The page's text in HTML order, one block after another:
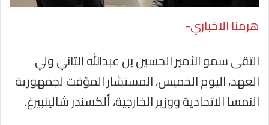
هرمنا الاخباري-
التقى سمو الأمير الحسين بن عبدالله الثاني ولي
العهد، اليوم الخميس، المستشار المؤقت لجمهورية
النمسا الاتحادية ووزير الخارجية، ألكسندر شالينبيرغ.